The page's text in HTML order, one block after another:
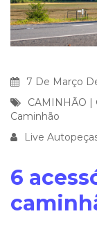
7 De Março
CAMINHÃO
Caminhão
Live
6